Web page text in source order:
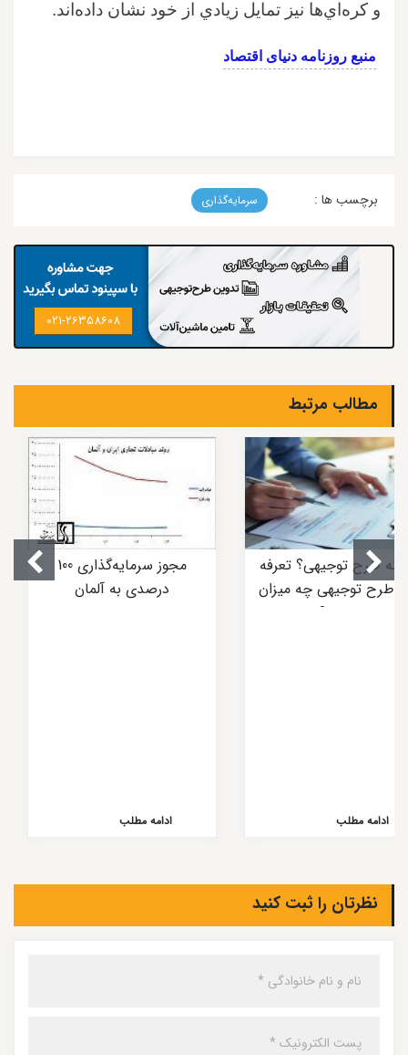
و كره‌اي‌ها نيز تمايل زيادي از خود نشان داده‌اند.
منبع روزنامه دنیای اقتصاد
برچسب ها : سرمایه‌گذاری
021-26358608
مطالب مرتبط
مجوز سرمایه‌گذاری 100
درصدی به آلمان
ادامه مطلب
طرح توجیهی؟ تعرفه
طرح توجیهی چه میزان
است ؟
ادامه مطلب
نظرتان را ثبت کنید